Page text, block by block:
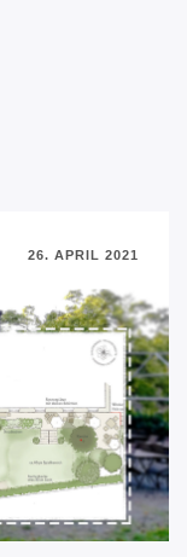
26. APRIL 2021